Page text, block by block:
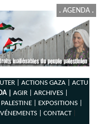
. AGENDA .
| ACTIONS GAZA |
ACTU
| AGIR |
ARCHIVES |
|
EXPOSITIONS |
| CONTACT|